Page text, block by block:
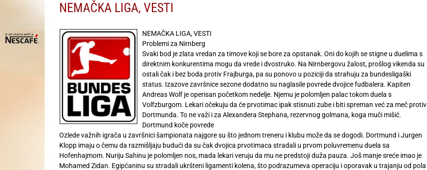
NEMAČKA LIGA, VESTI
NEMAČKA LIGA, VESTI
Problemi za Nirnberg
Svaki bod je zlata vredan za timove koji se bore za opstanak. Oni do kojih se stigne u duelima s
direktnim konkurentima mogu da vrede i dvostruko. Na Nirnbergovu žalost, prošlog vikenda su
ostali čak i bez boda protiv Frajburga, pa su ponovo u poziciji da strahuju za bundesligaški
status. Izazove završnice sezone dodatno su naglasile povrede dvojice fudbalera. Kapiten
Andreas Wolf je operisan početkom nedelje. Njemu je polomljen palac tokom duela s
Volfzburgom. Lekari očekuju da će prvotimac ipak stisnuti zube i biti spreman već za meč protiv
Dortmunda. To ne važi i za Alexandera Stephana, rezervnog golmana, koga muči mišić.
Dortmund koče povrede
Ozlede važnih igrača u završnici šampionata najgore su što jednom treneru i klubu može da se dogodi. Dortmund i Jurgen
Klopp imaju o čemu da razmišljaju budući da su čak dvojica prvotimaca stradali u prvom poluvremenu duela sa
Hofenhajmom. Nuriju Sahinu je polomljen nos, mada lekari veruju da mu ne predstoji duža pauza. Još manje sreće imao je
Mohamed Zidan. Egipćaninu su stradali ukršteni ligamenti kolena, što podrazumeva operaciju i oporavak u trajanju od pola